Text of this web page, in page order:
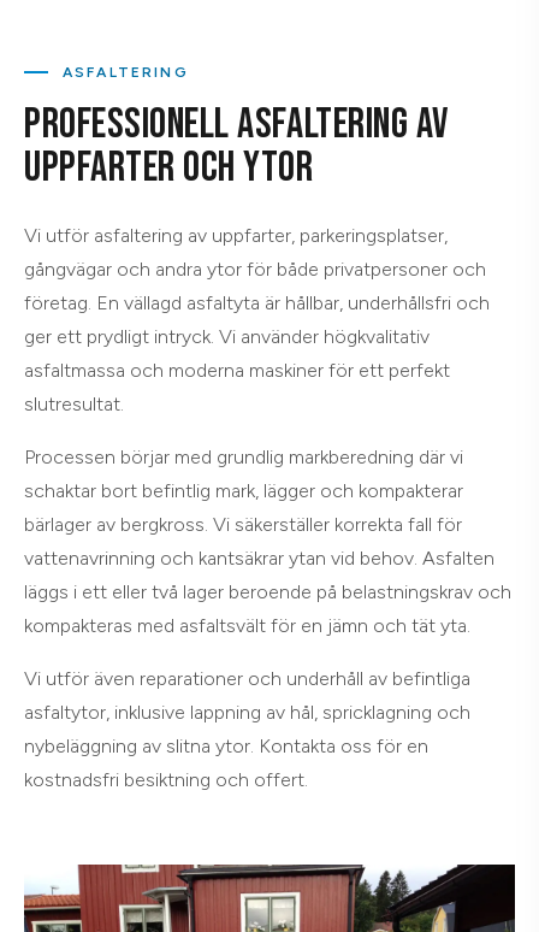
ASFALTERING
PROFESSIONELL ASFALTERING AV
UPPFARTER OCH YTOR
Vi utför asfaltering av uppfarter, parkeringsplatser,
gångvägar och andra ytor för både privatpersoner och
företag. En vällagd asfaltyta är hållbar, underhållsfri och
ger ett prydligt intryck. Vi använder högkvalitativ
asfaltmassa och moderna maskiner för ett perfekt
slutresultat.
Processen börjar med grundlig markberedning där vi
schaktar bort befintlig mark, lägger och kompakterar
bärlager av bergkross. Vi säkerställer korrekta fall för
vattenavrinning och kantsäkrar ytan vid behov. Asfalten
läggs i ett eller två lager beroende på belastningskrav och
kompakteras med asfaltsvält för en jämn och tät yta.
Vi utför även reparationer och underhåll av befintliga
asfaltytor, inklusive lappning av hål, spricklagning och
nybeläggning av slitna ytor. Kontakta oss för en
kostnadsfri besiktning och offert.